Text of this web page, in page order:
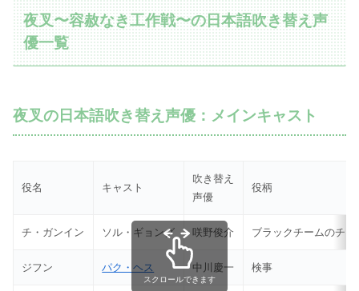
夜叉〜容赦なき工作戦〜の日本語吹き替え声
優一覧
夜叉の日本語吹き替え声優：メインキャスト
役名 キャスト
吹き替え
声優
役柄
チ・ガンイン ソル・ギョング 咲野俊介 ブラックチームのチー
ジフン パク・ヘス 中川慶一 検事
スクロールできます